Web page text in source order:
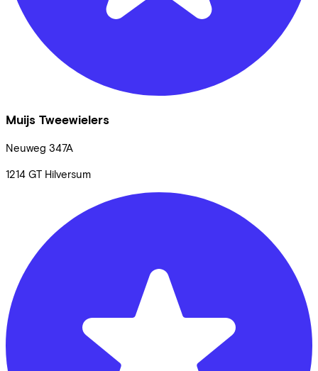
Muijs Tweewielers
Neuweg 347A
1214 GT Hilversum